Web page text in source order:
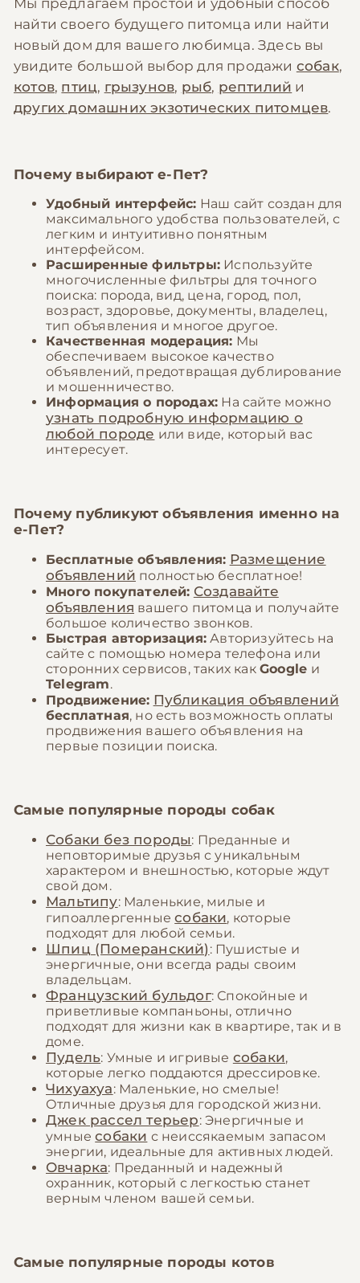
Мы предлагаем простой и удобный способ
найти своего будущего питомца или найти
новый дом для вашего любимца. Здесь вы
увидите большой выбор для продажи собак,
котов, птиц, грызунов, рыб, рептилий и
других домашних экзотических питомцев.
Почему выбираюте-Пет?
Удобный интерфейс: Наш сайт создан для
максимального удобства пользователей, с
легким и интуитивно понятным
интерфейсом.
Расширенные фильтры: Используйте
многочисленные фильтры для точного
поиска: порода, вид, цена, город, пол,
возраст, здоровье, документы, владелец,
тип объявления и многое другое.
Качественная модерация: Мы
обеспечиваем высокое качество
объявлений, предотвращая дублирование
и мошенничество.
Информация о породах: На сайте можно
узнать подробную информацию о
любой породе или виде, который вас
интересует.
Почему публикуют объявления именно на
е-Пет?
Бесплатные объявления: Размещение
объявлений полностью бесплатное!
Много покупателей: Создавайте
объявления вашего питомца и получайте
большое количество звонков.
Быстрая авторизация: Авторизуйтесь на
сайте с помощью номера телефона или
сторонних сервисов, таких как Google и
Telegram.
Продвижение: Публикация объявлений
бесплатная, но есть возможность оплаты
продвижения вашего объявления на
первые позиции поиска.
Самые популярные породы собак
Собаки без породы: Преданные и
неповторимые друзья с уникальным
характером и внешностью, которые ждут
свой дом.
Мальтипу: Маленькие, милые и
гипоаллергенныесобаки, которые
подходят для любой семьи.
Шпиц (Померанский) : Пушистые и
энергичные, они всегда рады своим
владельцам.
Французский бульдог: Спокойные и
приветливые компаньоны, отлично
подходят для жизни как в квартире, так и в
доме.
Пудель: Умные и игривые собаки,
которые легко поддаются дрессировке.
Чихуахуа: Маленькие, но смелые!
Отличные друзья для городской жизни.
Джек рассел терьер: Энергичные и
умныесобаки с неиссякаемым запасом
энергии, идеальные для активных людей.
Овчарка: Преданный и надежный
охранник, который с легкостью станет
верным членом вашей семьи.
Самые популярные породы котов